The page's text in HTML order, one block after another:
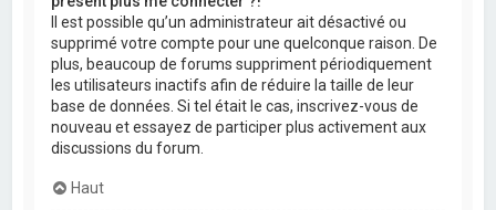
Il est possible qu’un administrateur ait désactivé ou
supprimé votre compte pour une quelconque raison. De
plus, beaucoup de forums suppriment périodiquement
les utilisateurs inactifs afin de réduire la taille de leur
base de données. Si tel était le cas, inscrivez-vous de
nouveau et essayez de participer plus activement aux
discussions du forum.
Haut